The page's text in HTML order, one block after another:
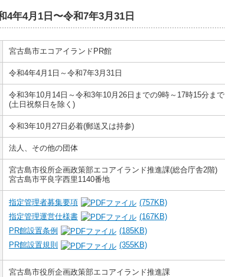
年4月1日〜令和7年3月31日
宮古島市エコアイランドPR館
令和4年4月1日～令和7年3月31日
令和3年10月14日～令和3年10月26日までの9時～17時15分まで
(土日祝祭日を除く)
令和3年10月27日必着(郵送又は持参)
法人、その他の団体
宮古島市役所企画政策部エコアイランド推進課(総合庁舎2階)
宮古島市平良字西里1140番地
指定管理者募集要項
(757KB)
指定管理運営仕様書
(167KB)
PR館設置条例
(185KB)
PR館設置規則
(355KB)
宮古島市役所企画政策部エコアイランド推進課